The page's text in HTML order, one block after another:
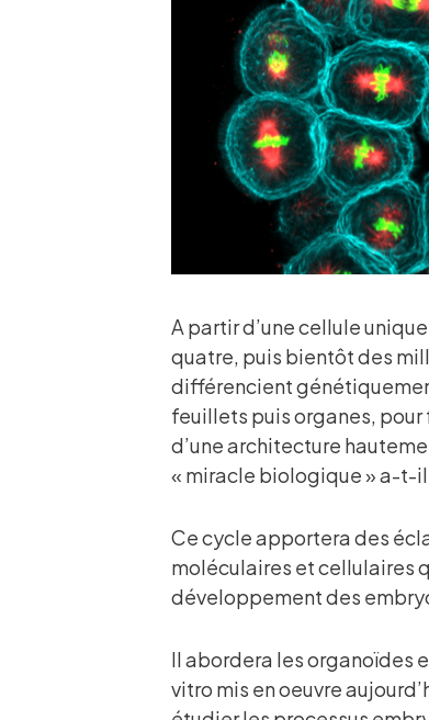
A partir d’une cellule
quatre, puis bientôt des
différencient
feuillets puis organes,
d’une architecture
« miracle biologique » a-t-il
Ce cycle apportera des
moléculaires et cellulaires
développement des
Il abordera les organoïdes
vitro mis en oeuvre